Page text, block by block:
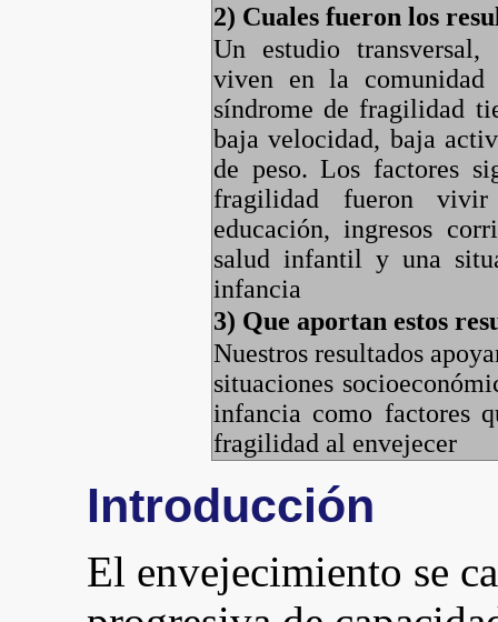
2) Cuales fueron los
Un estudio transversal,
viven en la
síndrome de fragilidad
baja velocidad, baja
de peso. Los factores
fragilidad fueron
educación, ingresos
salud infantil y una
infancia
3) Que aportan estos
Nuestros resultados
situaciones
infancia como factores
fragilidad al envejecer
Introducción
El envejecimiento se